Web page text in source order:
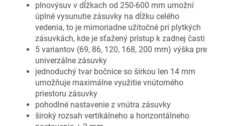
plnovýsuv v dĺžkach od 250-600 mm umožní
úplné vysunutie zásuvky na dĺžku celého
vedenia, to je mimoriadne užitočné pri plytkých
zásuvkách, kde je sťažený prístup k zadnej časti
5 variantov (69, 86, 120, 168, 200 mm) výška pre
univerzálne zásuvky
jednoduchý tvar bočnice so šírkou len 14 mm
umožňuje maximálne využitie vnútorného
priestoru zásuvky
pohodlné nastavenie z vnútra zásuvky
široký rozsah vertikálneho a horizontálneho